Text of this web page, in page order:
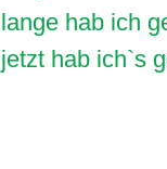
lange hab ich
jetzt hab ich`s